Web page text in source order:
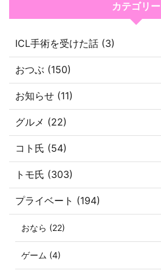
カテゴリー
ICL手術を受けた話 (3)
おつぶ (150)
お知らせ (11)
グルメ (22)
コト氏 (54)
トモ氏 (303)
プライベート (194)
おなら (22)
ゲーム (4)